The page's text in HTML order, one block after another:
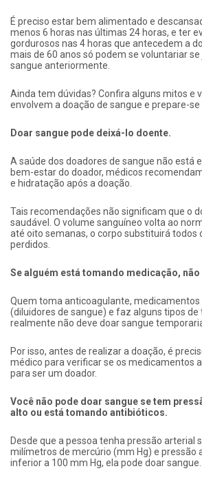
É preciso estar bem alimentado e
menos 6 horas nas últimas 24 horas, e ter
gordurosos nas 4 horas que antecedem a
mais de 60 anos só podem se voluntariar
sangue anteriormente.
Ainda tem dúvidas? Confira alguns mitos e
envolvem a doação de sangue e prepare-
Doar sangue pode deixá-lo doente.
A saúde dos doadores de sangue não está
bem-estar do doador, médicos
e hidratação após a doação.
Tais recomendações não significam que o
saudável. O volume sanguíneo volta ao
até oito semanas, o corpo substituirá todos
perdidos.
Se alguém está tomando medicação,
Quem toma anticoagulante,
(diluidores de sangue) e faz alguns tipos
realmente não deve doar sangue
Por isso, antes de realizar a doação, é
médico para verificar se os medicamentos
para ser um doador.
Você não pode doar sangue se tem
alto ou está tomando antibióticos.
Desde que a pessoa tenha pressão arterial
milímetros de mercúrio (mm Hg) e pressão
inferior a 100 mm Hg, ela pode doar sangue.